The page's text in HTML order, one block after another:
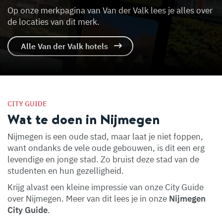
Op onze merkpagina van Van der Valk lees je alles over
de locaties van dit merk.
Alle Van der Valk hotels
CITY GUIDE
Wat te doen in Nijmegen
Nijmegen is een oude stad, maar laat je niet foppen,
want ondanks de vele oude gebouwen, is dit een erg
levendige en jonge stad. Zo bruist deze stad van de
studenten en hun gezelligheid.
Krijg alvast een kleine impressie van onze City Guide
over Nijmegen. Meer van dit lees je in onze Nijmegen
City Guide.